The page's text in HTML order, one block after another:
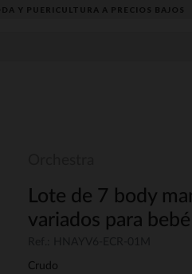
Y PUERICULTURA A PRECIOS BAJOS
Lote de 7 body
variados para
Crudo